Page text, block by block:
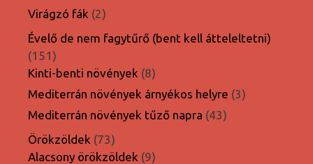
Virágzó fák 22
termék
Évelő de nem fagytűrő (bent kell átteleltetni)
151151
termék
Kinti-benti növények 88
termék
Mediterrán növények árnyékos helyre 33
Mediterrán növények tűző napra 4343
Örökzöldek 7373
termék
Alacsony örökzöldek 99